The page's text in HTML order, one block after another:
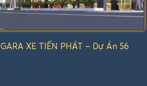
GARA XE TIẾN PHÁT – Dự Án 56